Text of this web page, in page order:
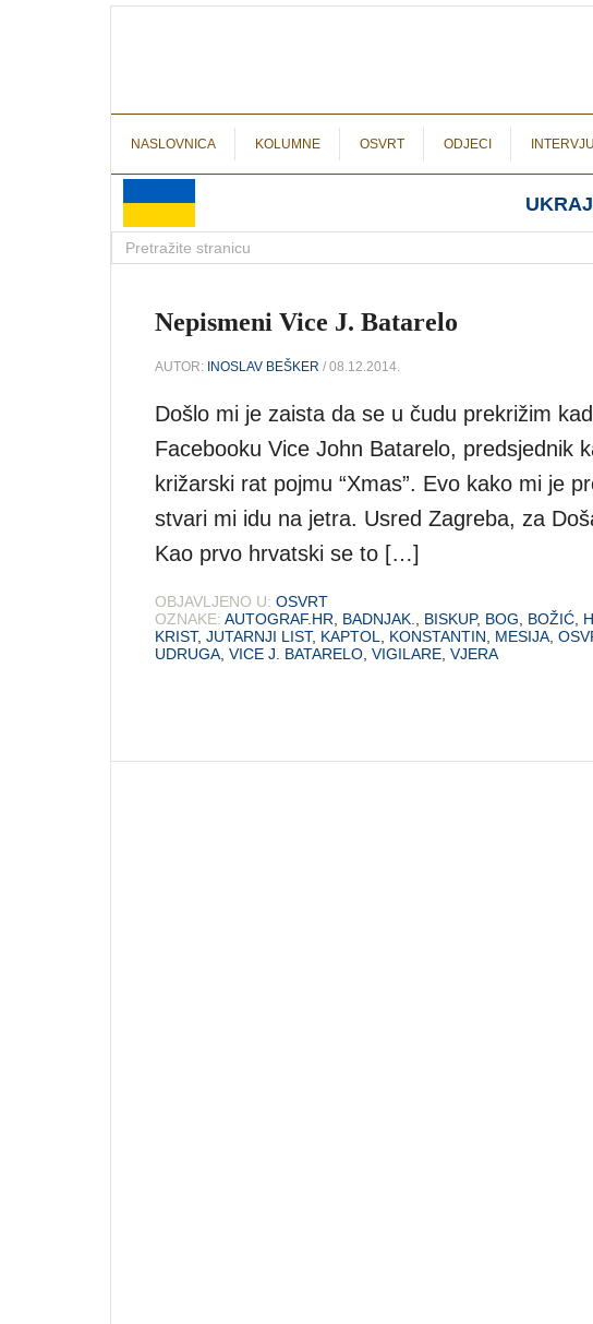
NASLOVNICA KOLUMNE OSVRT ODJECI INTERVJU
Nepismeni Vice J. Batarelo
AUTOR: INOSLAV BEŠKER / 08.12.2014.
Došlo mi je zaista da se u čudu prekrižim
Facebooku Vice John Batarelo, predsjednik
križarski rat pojmu “Xmas”. Evo kako mi je
stvari mi idu na jetra. Usred Zagreba, za
Kao prvo hrvatski se to […]
OBJAVLJENO U: OSVRT
OZNAKE: AUTOGRAF.HR BADNJAK. BISKUP, BOG BOŽIĆ
KRIST, JUTARNJI LIST, KAPTOL KONSTANTIN MESIJA
UDRUGA VICE J. BATARELO VIGILARE VJERA